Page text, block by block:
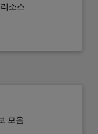
소스
모음